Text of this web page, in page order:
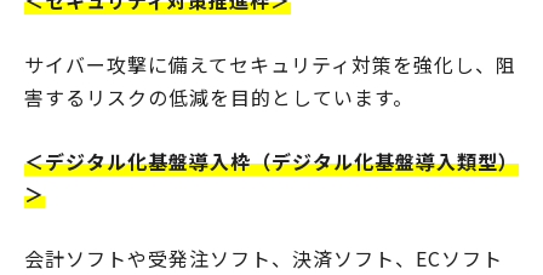
サイバー攻撃に備えてセキュリティ対策を強化し、阻
害するリスクの低減を目的としています。
＜デジタル化基盤導入枠（デジタル化基盤導入類型）
＞
会計ソフトや受発注ソフト、決済ソフト、ECソフト